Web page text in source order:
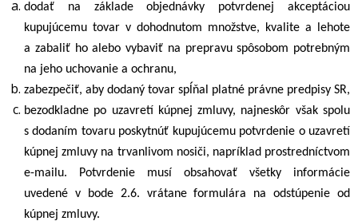
dodať na základe objednávky potvrdenej akceptáciou
kupujúcemu tovar v dohodnutom množstve, kvalite a lehote
a zabaliť ho alebo vybaviť na prepravu spôsobom potrebným
na jeho uchovanie a ochranu,
zabezpečiť, aby dodaný tovar spĺňal platné právne predpisy SR,
bezodkladne po uzavretí kúpnej zmluvy, najneskôr však spolu
s dodaním tovaru poskytnúť kupujúcemu potvrdenie o uzavretí
kúpnej zmluvy na trvanlivom nosiči, napríklad prostredníctvom
e-mailu. Potvrdenie musí obsahovať všetky informácie
uvedené v bode 2.6. vrátane formulára na odstúpenie od
kúpnej zmluvy.